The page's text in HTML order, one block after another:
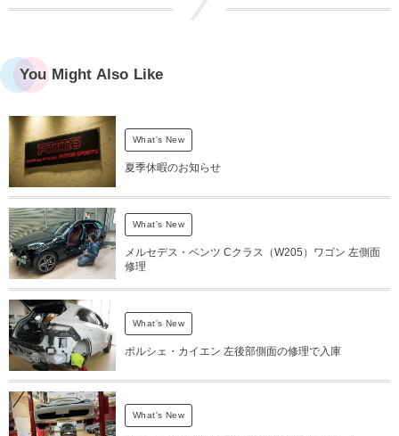
You Might Also Like
What's New
夏季休暇のお知らせ
What's New
メルセデス・ベンツ Cクラス（W205）ワゴン 左側面
修理
What's New
ポルシェ・カイエン 左後部側面の修理で入庫
What's New